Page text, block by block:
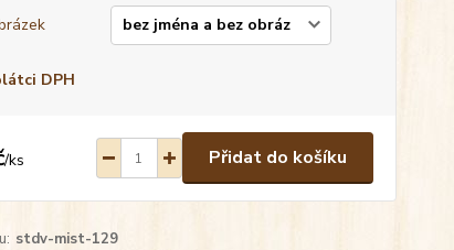
DPH
/ks Přidat do košíku
stdv-mist-129